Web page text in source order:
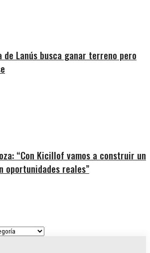
de Lanús busca ganar terreno pero
“Con Kicillof vamos a construir un
oportunidades reales”